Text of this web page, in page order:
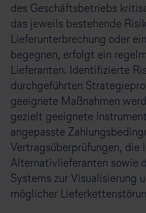
des Geschäftsbetriebs
das jeweils bestehende
Lieferunterbrechung oder
begegnen, erfolgt ein
Lieferanten. Identifizierte
durchgeführten
geeignete Maßnahmen
gezielt geeignete
angepasste
Vertragsüberprüfungen, die
Alternativlieferanten sowie
Systems zur Visualisierung
möglicher